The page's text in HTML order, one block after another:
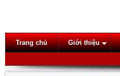
Trang chủ Giới thiệu